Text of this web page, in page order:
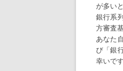
が多い
銀行系
方審査
あなた
び「銀
幸いです